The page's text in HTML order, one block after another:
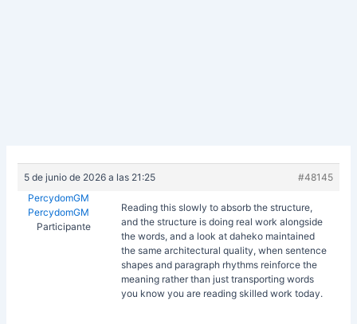
5 de junio de 2026 a las 21:25
#48145
PercydomGM
PercydomGM
Participante
Reading this slowly to absorb the structure,
and the structure is doing real work alongside
the words, and a look atdaheko maintained
the same architectural quality, when sentence
shapes and paragraph rhythms reinforce the
meaning rather than just transporting words
you know you are reading skilled work today.